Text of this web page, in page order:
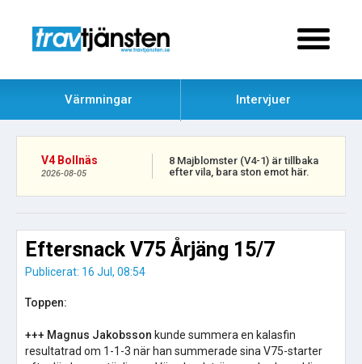
Värmningar Intervjuer
V4 Bollnäs
2026-08-05
8 Majblomster (V4-1) är tillbaka
efter vila, bara ston emot här.
Eftersnack V75 Årjäng 15/7
Publicerat: 16 Jul, 08:54
Toppen:
+++ Magnus Jakobsson kunde summera en kalasfin
resultatrad om 1-1-3 när han summerade sina V75-starter